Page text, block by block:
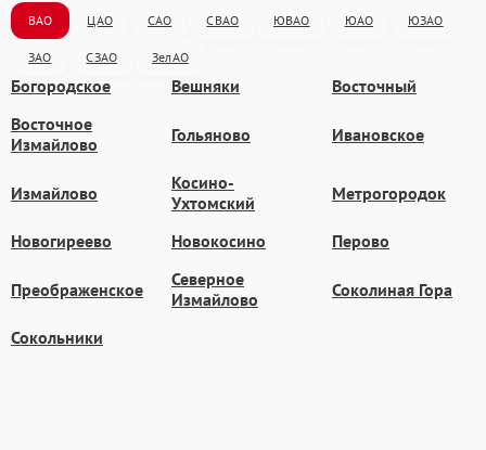
ВАО ЦАО САО СВАО ЮВАО ЮАО ЮЗАО
ЗАО СЗАО ЗелАО
Богородское Вешняки
Восточный
Восточное
Измайлово
Гольяново Ивановское
Измайлово
Косино-
Ухтомский
Метрогородок
Новогиреево Новокосино Перово
Преображенское
Северное
Измайлово
Соколиная Гора
Сокольники